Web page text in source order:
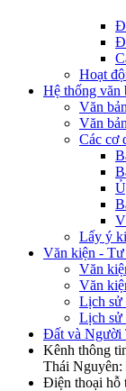
Hoạt
Hệ thống văn
Văn
Văn
Các cơ
Lấy ý
Văn kiện - Tư
Văn
Văn
Lịch sử
Lịch sử
Đất và Người
Kênh thông
Thái Nguyên:
Điện thoại hỗ